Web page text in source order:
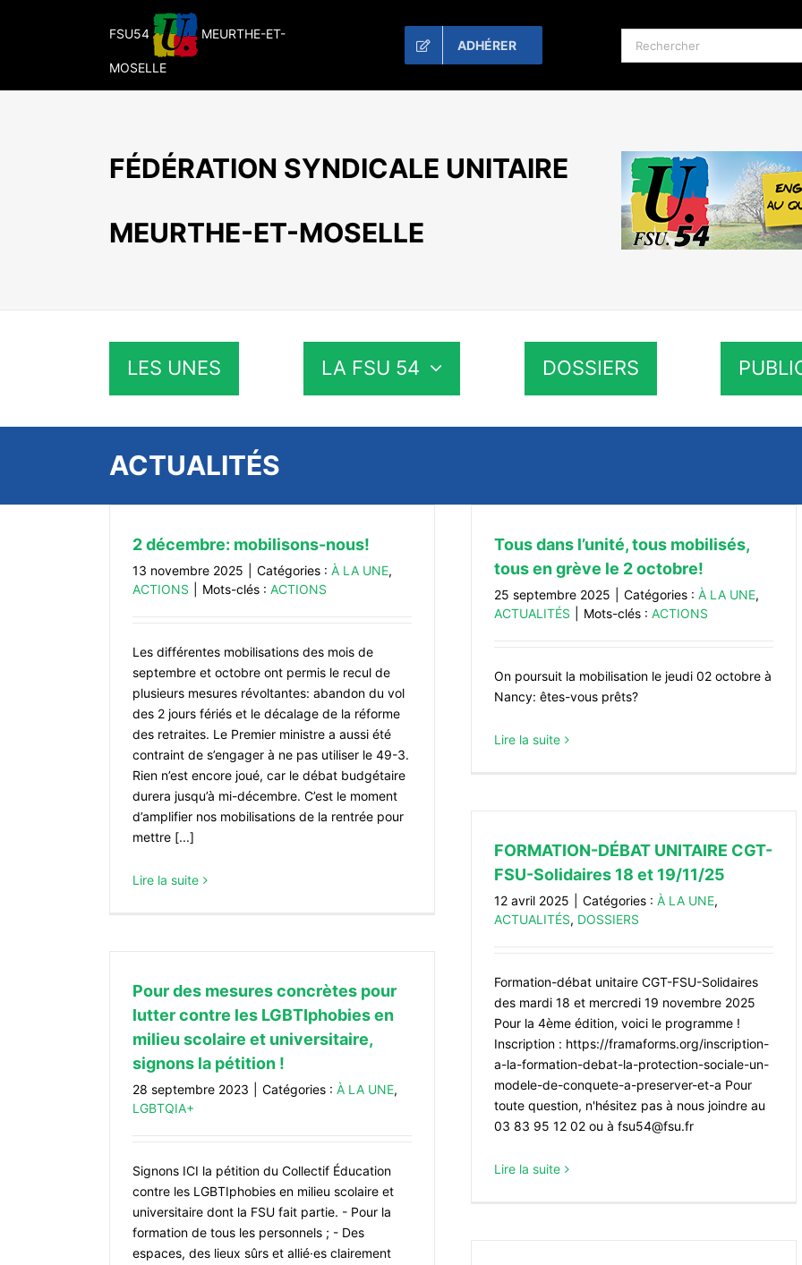
FSU54 MEURTHE-ET-
MOSELLE
ADHÉRER Rechercher:
FÉDÉRATION SYNDICALE UNITAIRE
MEURTHE-ET-MOSELLE
LES UNES LA FSU 54 DOSSIERS
ACTUALITÉS
2 décembre: mobilisons-nous!
13 novembre 2025 Catégories : À LA UNE,
ACTIONS
Mots-clés : ACTIONS
Les différentes mobilisations des mois de
septembre et octobre ont permis le recul de
plusieurs mesures révoltantes: abandon du vol
des 2 jours fériés et le décalage de la réforme
des retraites. Le Premier ministre a aussi été
contraint de s’engager à ne pas utiliser le 49-3.
Rien n’est encore joué, car le débat budgétaire
durera jusqu’à mi-décembre. C’est le moment
d’amplifier nos mobilisations de la rentrée pour
mettre [...]
Lire la suite
Tous dans l’unité, tous mobilisés,
tous en grève le 2 octobre!
25 septembre 2025 Catégories : À LA UNE,
ACTUALITÉS
Mots-clés : ACTIONS
On poursuit la mobilisation le jeudi 02 octobre à
Nancy: êtes-vous prêts?
Lire la suite
FORMATION-DÉBAT UNITAIRE CGT-
FSU-Solidaires 18 et 19/11/25
12 avril 2025 Catégories : À LA UNE,
ACTUALITÉS, DOSSIERS
Formation-débat unitaire CGT-FSU-Solidaires
des mardi 18 et mercredi 19 novembre 2025
Pour la 4ème édition, voici le programme !
Inscription : https://framaforms.org/inscription-
a-la-formation-debat-la-protection-sociale-un-
modele-de-conquete-a-preserver-et-a Pour
toute question, n'hésitez pas à nous joindre au
03 83 95 12 02 ou à fsu54@fsu.fr
Lire la suite
Pour des mesures concrètes pour
lutter contre les LGBTIphobies en
milieu scolaire et universitaire,
signons la pétition !
28 septembre 2023 Catégories : À LA UNE,
LGBTQIA+
Signons ICI la pétition du Collectif Éducation
contre les LGBTIphobies en milieu scolaire et
universitaire dont la FSU fait partie. - Pour la
formation de tous les personnels ; - Des
espaces, des lieux sûrs et allié·es clairement